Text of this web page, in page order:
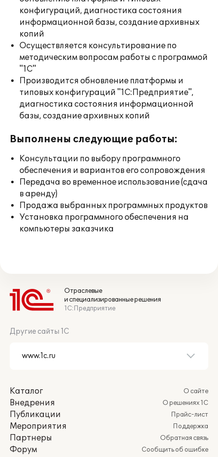
конфигураций, диагностика состояния
информационной базы, создание архивных
копий
Осуществляется консультирование по
методическим вопросам работы с программой
"1С"
Производится обновление платформы и
типовых конфигураций "1С:Предприятие",
диагностика состояния информационной
базы, создание архивных копий
Выполнены следующие работы:
Консультации по выбору программного
обеспечения и вариантов его сопровождения
Передача во временное использование (сдача
в аренду)
Продажа выбранных программных продуктов
Установка программного обеспечения на
компьютеры заказчика
Отраслевые
и специализированные решения
1С:Предприятие
Другие сайты 1С
Каталог
Внедрения
Публикации
Мероприятия
Партнеры
Форум
О сайте
О решениях 1С
Прайс-лист
Поддержка
Обратная связь
Сообщить об ошибке